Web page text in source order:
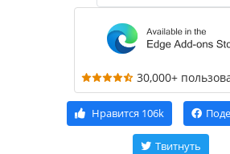
30,000+
Нравится 106k
Твитнуть